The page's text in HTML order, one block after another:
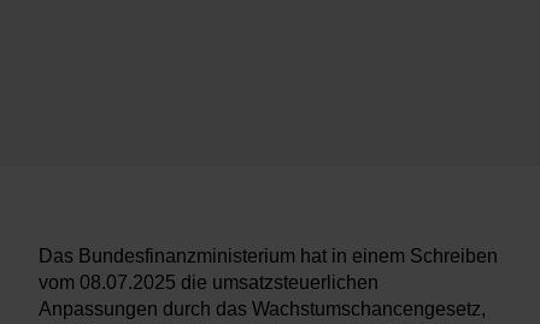
Das Bundesfinanzministerium hat in einem Schreiben
vom 08.07.2025 die umsatzsteuerlichen
Anpassungen durch das Wachstumschancengesetz,